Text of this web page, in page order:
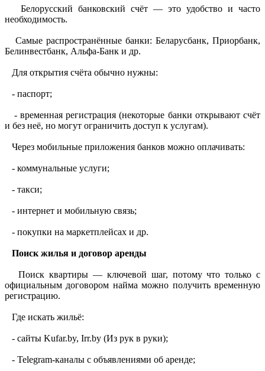
Белорусский банковский счёт — это удобство и часто
необходимость.
Самые распространённые банки: Беларусбанк, Приорбанк,
Белинвестбанк, Альфа-Банк и др.
Для открытия счёта обычно нужны:
- паспорт;
- временная регистрация (некоторые банки открывают счёт
и без неё, но могут ограничить доступ к услугам).
Через мобильные приложения банков можно оплачивать:
- коммунальные услуги;
- такси;
- интернет и мобильную связь;
- покупки на маркетплейсах и др.
Поиск жилья и договор аренды
Поиск квартиры — ключевой шаг, потому что только с
официальным договором найма можно получить временную
регистрацию.
Где искать жильё:
- сайты Kufar.by, Irr.by (Из рук в руки);
- Telegram-каналы с объявлениями об аренде;